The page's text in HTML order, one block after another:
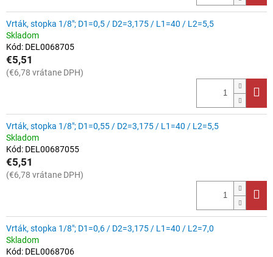
o
d
u
k
t
o
Vrták, stopka 1/8"; D1=0,5 / D2=3,175 / L1=40 / L2=5,5
Skladom
Kód: DEL0068705
€5,51
(€6,78 vrátane DPH)
Vrták, stopka 1/8"; D1=0,55 / D2=3,175 / L1=40 / L2=5,5
Skladom
Kód: DEL00687055
€5,51
(€6,78 vrátane DPH)
Vrták, stopka 1/8"; D1=0,6 / D2=3,175 / L1=40 / L2=7,0
Skladom
Kód: DEL0068706